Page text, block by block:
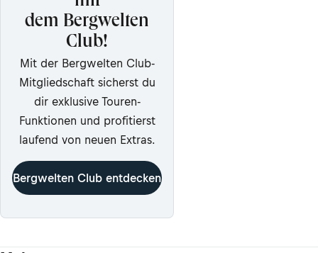
dem Bergwelten
Club!
Mit der Bergwelten Club-
Mitgliedschaft sicherst du
dir exklusive Touren-
Funktionen und profitierst
laufend von neuen Extras.
Bergwelten Club entdecken